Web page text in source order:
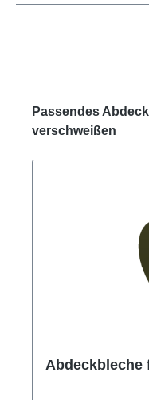
Produktgalerie
Passendes
verschweißen
Abdeckbleche